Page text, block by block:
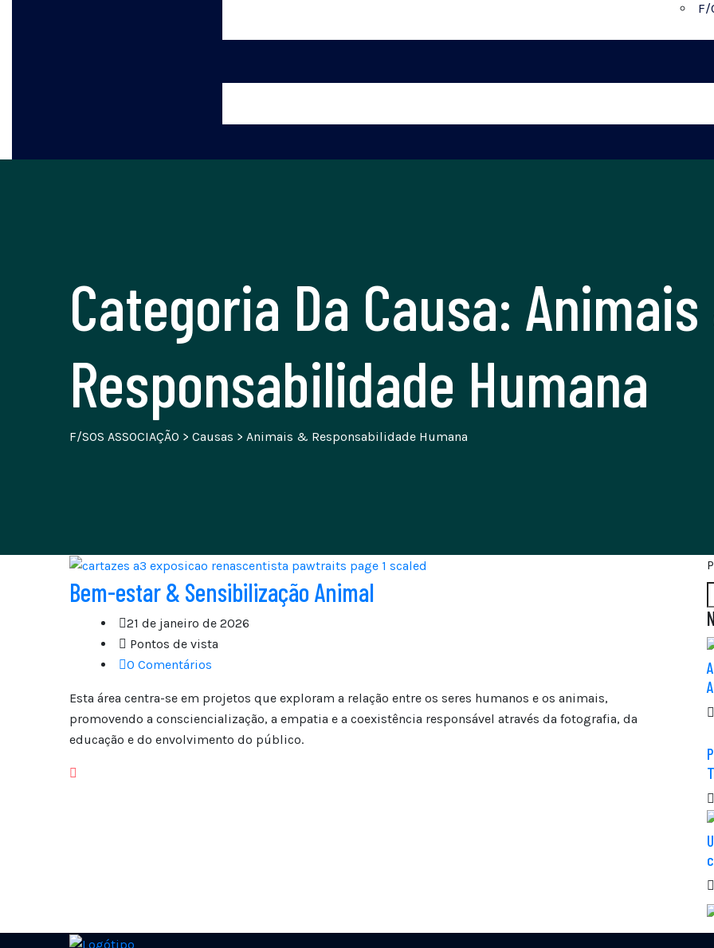
F/
Categoria Da Causa:
Responsabilidade Humana
F/SOS ASSOCIAÇÃO > Causas > Animais & Responsabilidade Humana
Bem-estar & Sensibilização Animal
21 de janeiro de 2026
Pontos de vista
0 Comentários
Esta área centra-se em projetos que exploram a relação entre os seres humanos e os animais,
promovendo a consciencialização, a empatia e a coexistência responsável através da fotografia, da
educação e do envolvimento do público.